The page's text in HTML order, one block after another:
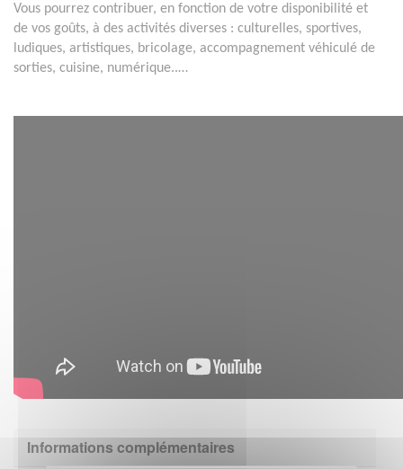
Vous pourrez contribuer, en fonction de votre disponibilité et
de vos goûts, à des activités diverses : culturelles, sportives,
ludiques, artistiques, bricolage, accompagnement véhiculé de
sorties, cuisine, numérique..…
Informations complémentaires